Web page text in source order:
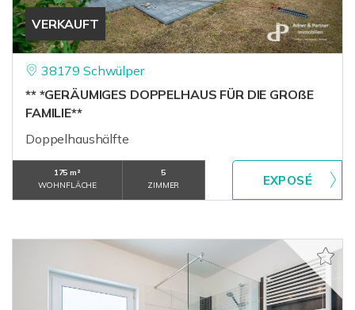
VERKAUFT
38179 Schwülper
** *GERÄUMIGES DOPPELHAUS FÜR DIE GROßE
FAMILIE**
Doppelhaushälfte
175 m²
WOHNFLÄCHE
5
ZIMMER